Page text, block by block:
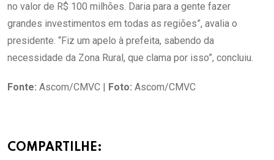
no valor de R$ 100 milhões. Daria para a gente fazer
grandes investimentos em todas as regiões”, avalia o
presidente. “Fiz um apelo à prefeita, sabendo da
necessidade da Zona Rural, que clama por isso”, concluiu.
Fonte: Ascom/CMVC | Foto: Ascom/CMVC
COMPARTILHE: